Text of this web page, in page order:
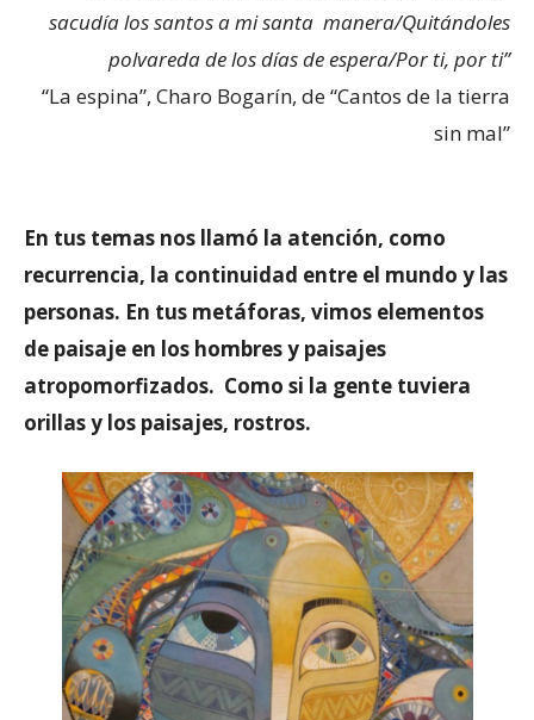
sacudía los santos a mi santa manera/Quitándoles
polvareda de los días de espera/Por ti, por ti”
“La espina”, Charo Bogarín, de “Cantos de la tierra
sin mal”
En tus temas nos llamó la atención, como
recurrencia, la continuidad entre el mundo y las
personas. En tus metáforas, vimos elementos
de paisaje en los hombres y paisajes
atropomorfizados. Como si la gente tuviera
orillas y los paisajes, rostros.